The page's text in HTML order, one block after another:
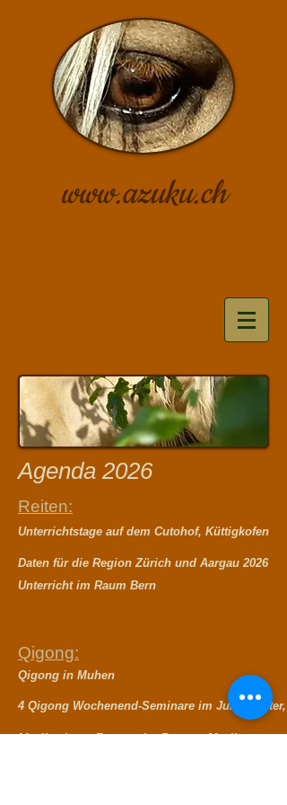
www.azuku.ch
Agenda 2026
Reiten:
Unterrichtstage auf dem Cutohof, Küttigkofen
Daten für die Region Zürich und Aargau 2026
Unterricht im Raum Bern
Qigong:
Qigong in Muhen
4 Qigong Wochenend-Seminare im Jura:
Meditations-Retreat im Beatus Merligen